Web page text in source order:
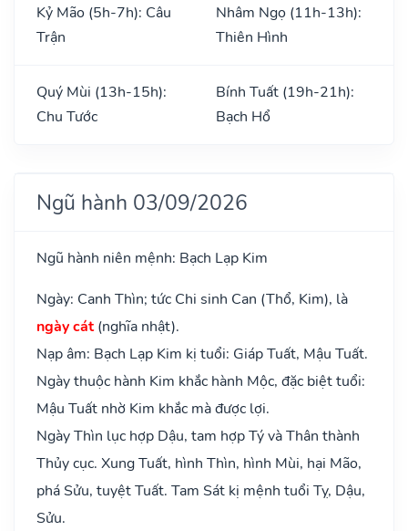
Kỷ Mão (5h-7h): Câu
Trận
Nhâm Ngọ (11h-13h):
Thiên Hình
Quý Mùi (13h-15h):
Chu Tước
Bính Tuất (19h-21h):
Bạch Hổ
Ngũ hành 03/09/2026
Ngũ hành niên mệnh: Bạch Lạp Kim
Ngày: Canh Thìn; tức Chi sinh Can (Thổ, Kim), là
ngày cát(nghĩa nhật).
Nạp âm: Bạch Lạp Kim kị tuổi: Giáp Tuất, Mậu Tuất.
Ngày thuộc hành Kim khắc hành Mộc, đặc biệt tuổi:
Mậu Tuất nhờ Kim khắc mà được lợi.
Ngày Thìn lục hợp Dậu, tam hợp Tý và Thân thành
Thủy cục. Xung Tuất, hình Thìn, hình Mùi, hại Mão,
phá Sửu, tuyệt Tuất. Tam Sát kị mệnh tuổi Tỵ, Dậu,
Sửu.